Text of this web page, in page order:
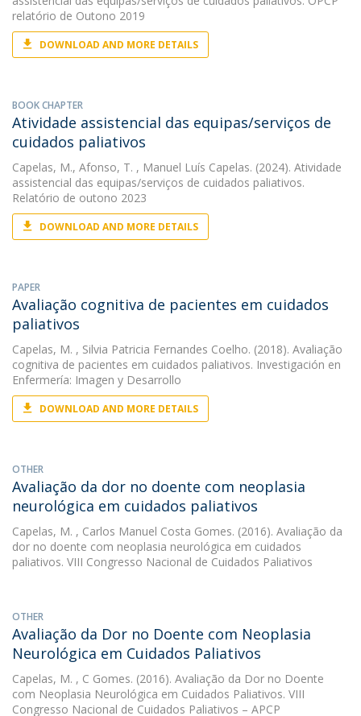
relatório de Outono 2019
DOWNLOAD AND MORE DETAILS
BOOK CHAPTER
Atividade assistencial das equipas/serviços de
cuidados paliativos
Capelas, M., Afonso, T. , Manuel Luís Capelas. (2024). Atividade
assistencial das equipas/serviços de cuidados paliativos.
Relatório de outono 2023
DOWNLOAD AND MORE DETAILS
PAPER
Avaliação cognitiva de pacientes em cuidados
paliativos
Capelas, M. , Silvia Patricia Fernandes Coelho. (2018). Avaliação
cognitiva de pacientes em cuidados paliativos. Investigación en
Enfermería: Imagen y Desarrollo
DOWNLOAD AND MORE DETAILS
OTHER
Avaliação da dor no doente com neoplasia
neurológica em cuidados paliativos
Capelas, M. , Carlos Manuel Costa Gomes. (2016). Avaliação da
dor no doente com neoplasia neurológica em cuidados
paliativos. VIII Congresso Nacional de Cuidados Paliativos
OTHER
Avaliação da Dor no Doente com Neoplasia
Neurológica em Cuidados Paliativos
Capelas, M. , C Gomes. (2016). Avaliação da Dor no Doente
com Neoplasia Neurológica em Cuidados Paliativos. VIII
Congresso Nacional de Cuidados Paliativos – APCP